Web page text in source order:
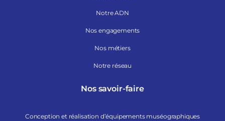
Notre ADN
Nos engagements
Nos métiers
Notre réseau
Nos savoir-faire
Conception et réalisation d’équipements muséographiques